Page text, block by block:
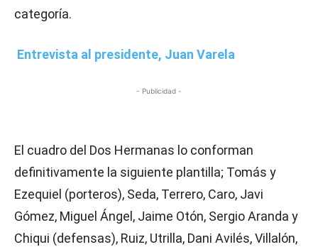
categoría.
Entrevista al presidente, Juan Varela
- Publicidad -
El cuadro del Dos Hermanas lo conforman
definitivamente la siguiente plantilla; Tomás y
Ezequiel (porteros), Seda, Terrero, Caro, Javi
Gómez, Miguel Ángel, Jaime Otón, Sergio Aranda y
Chiqui (defensas), Ruiz, Utrilla, Dani Avilés, Villalón,